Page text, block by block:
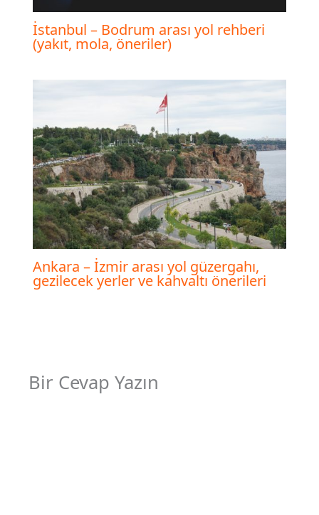
İstanbul – Bodrum arası yol rehberi
(yakıt, mola, öneriler)
Ankara – İzmir arası yol güzergahı,
gezilecek yerler ve kahvaltı önerileri
Bir Cevap Yazın